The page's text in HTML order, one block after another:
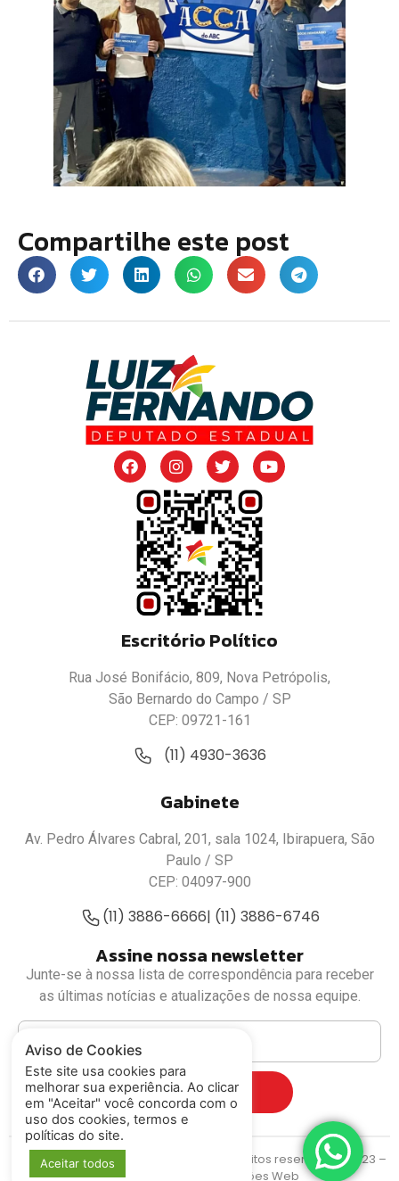
Compartilhe este post
Escritório Político
Rua José Bonifácio, 809, Nova Petrópolis,
São Bernardo do Campo / SP
CEP: 09721-161
(11) 4930-3636
Gabinete
Av. Pedro Álvares Cabral, 201, sala 1024, Ibirapuera, São
Paulo / SP
CEP: 04097-900
(11) 3886-6666| (11) 3886-6746
Assine nossa newsletter
Junte-se à nossa lista de correspondência para receber
as últimas notícias e atualizações de nossa equipe.
Cadastrar
Deputado Luiz Fernando
© Todos os direitos reservados. 2023 –
MIDIASIM Criação e Soluções Web
Aviso de Cookies
Este site usa cookies para
melhorar sua experiência. Ao clicar
em "Aceitar" você concorda com o
uso dos cookies, termos e
políticas do site.
Aceitar todos